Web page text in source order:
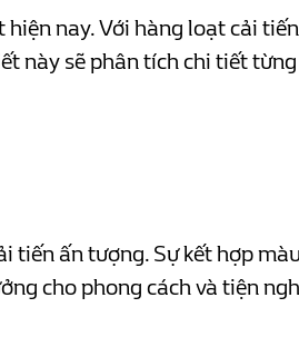
nay. Với hàng loạt cải
này sẽ phân tích chi tiết
tiến ấn tượng. Sự kết hợp
cho phong cách và tiện